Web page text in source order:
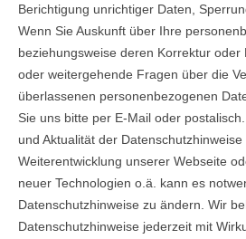
Berichtigung unrichtiger Daten,
Wenn Sie Auskunft über Ihre
beziehungsweise deren Korrektur oder
oder weitergehende Fragen über die
überlassenen personenbezogenen
Sie uns bitte per E-Mail oder
und Aktualität der Datenschutzhinweise
Weiterentwicklung unserer Webseite
neuer Technologien o.ä. kann es
Datenschutzhinweise zu ändern. Wir
Datenschutzhinweise jederzeit mit